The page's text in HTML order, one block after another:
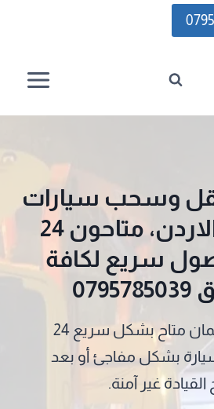
وسحب سيارات
في عمان الاردن، متاحون 24
سريع لكافة
ونش سيارات في عمان متاح بشكل سريع 24
بشكل مفاجئ أو بعد
غير آمنة.